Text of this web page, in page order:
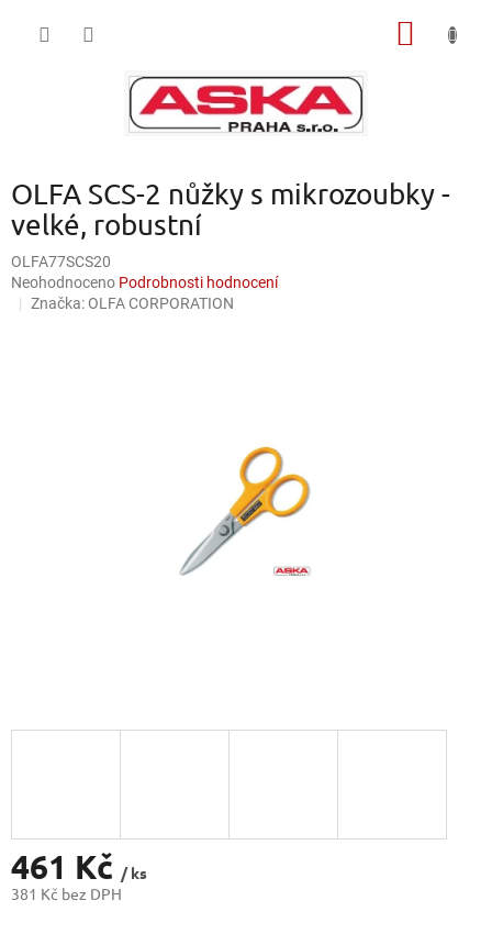
OLFA SCS-2 nůžky s mikrozoubky -
velké, robustní
OLFA77SCS20
Průměrné
hodnocení
Neohodnoceno Podrobnosti hodnocení
Značka: OLFA CORPORATION
461 Kč / ks
381 Kč bez DPH